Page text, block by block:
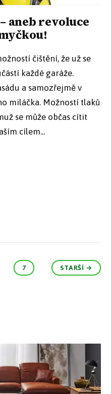
aneb revoluce
čištění, že už se
každé garáže.
a samozřejmě v
miláčka. Možností tlaků
se může občas cítit
cílem...
7 STARŠÍ →